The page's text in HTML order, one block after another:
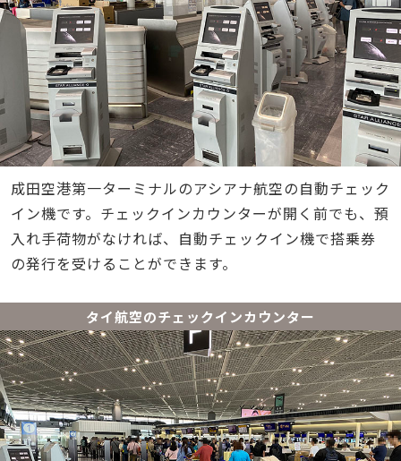
成田空港第一ターミナルのアシアナ航空の自動チェック
イン機です。チェックインカウンターが開く前でも、預
入れ手荷物がなければ、自動チェックイン機で搭乗券
の発行を受けることができます。
タイ航空のチェックインカウンター